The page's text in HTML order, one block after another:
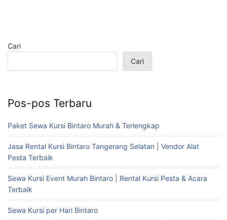
Cari
Cari
Pos-pos Terbaru
Paket Sewa Kursi Bintaro Murah & Terlengkap
Jasa Rental Kursi Bintaro Tangerang Selatan | Vendor Alat
Pesta Terbaik
Sewa Kursi Event Murah Bintaro | Rental Kursi Pesta & Acara
Terbaik
Sewa Kursi per Hari Bintaro